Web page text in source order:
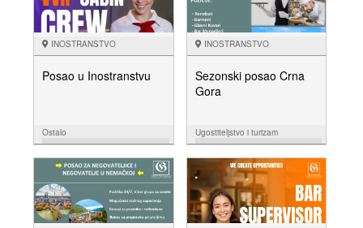
INOSTRANSTVO
Posao u Inostranstvu
Ostalo
NUDIM
INOSTRANSTVO
Sezonski posao Crna
Gora
Ugostiteljstvo i turizam
NUDIM